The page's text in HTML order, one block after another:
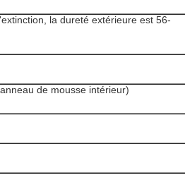
la dureté extérieure est 56-
de mousse intérieur)